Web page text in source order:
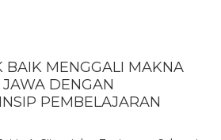
BAIK MENGGALI MAKNA
DENGAN
PEMBELAJARAN